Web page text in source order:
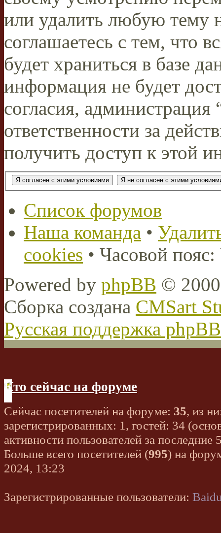
или удалить любую тему
соглашаетесь с тем, что
будет храниться в базе
информация не будет
согласия,
ответственности за
получить доступ к этой
Список форумов
Наша команда •
cookies • Часовой
Powered by phpBB ©
Сборка создана CMSart
Русская поддержка phpBB
Кто сейчас на форуме
Сейчас посетителей на форуме: 35, из
зарегистрированных: 1, гостей: 34
активности пользователей за последние
Больше всего посетителей (995) на
2024, 13:23
Зарегистрированные пользователи: